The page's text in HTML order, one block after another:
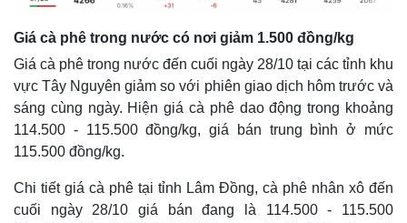
Giá cà phê trong nước có nơi giảm 1.500 đồng/kg
Giá cà phê trong nước đến cuối ngày 28/10 tại các tỉnh khu
vực Tây Nguyên giảm so với phiên giao dịch hôm trước và
sáng cùng ngày. Hiện giá cà phê dao động trong khoảng
114.500 - 115.500 đồng/kg, giá bán trung bình ở mức
115.500 đồng/kg.
Chi tiết giá cà phê tại tỉnh Lâm Đồng, cà phê nhân xô đến
cuối ngày 28/10 giá bán đang là 114.500 - 115.500